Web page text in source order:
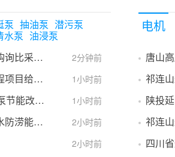
泵 抽油泵 潜污泵
水泵 油浸泵
比采购公告 2分钟前
中国电建山东电建一公司国和技术交流中心一期工程项目给
水泵 房、直饮水系统及食堂通
1小时前
中国石油化工股份有限公司安庆分公司热电部6#给泵节能改造 离心泵\BB5-315～465m3/
1小时前
中国电建市政建设集团有限公司天津市滨海新区排水防涝能力提升工程（大港油田地区雨 水
2小时前
2小时前
电机
祁连
陕投
祁连
四川